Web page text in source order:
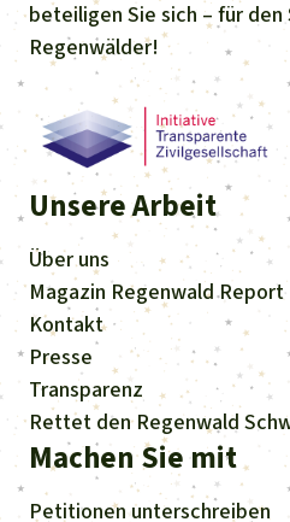
beteiligen Sie sich – für
Regenwälder!
Unsere Arbeit
Über uns
Magazin Regenwald Report
Kontakt
Presse
Transparenz
Rettet den Regenwald
Machen Sie mit
Petitionen unterschreiben